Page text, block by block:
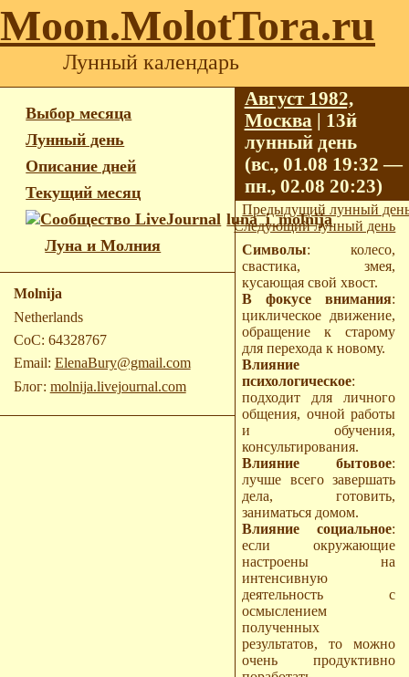
Moon.MolotTora.ru
Лунный календарь
Выбор месяца
Лунный день
Описание дней
Текущий месяц
luna_i_molnija
Луна и Молния
Molnija
Netherlands
CoC: 64328767
Email: ElenaBury@gmail.com
Блог: molnija.livejournal.com
Август 1982,
Москва | 13й
лунный день
(вс., 01.08 19:32 —
пн., 02.08 20:23)
Предыдущий лунный
Следующий лунный день
Символы: колесо,
свастика, змея,
кусающая свой хвост.
В фокусе внимания:
циклическое движение,
обращение к старому
для перехода к новому.
Влияние
психологическое:
подходит для личного
общения, очной работы
и обучения,
консультирования.
Влияние бытовое:
лучше всего завершать
дела, готовить,
заниматься домом.
Влияние социальное:
если окружающие
настроены на
интенсивную
деятельность с
осмыслением
полученных
результатов, то можно
очень продуктивно